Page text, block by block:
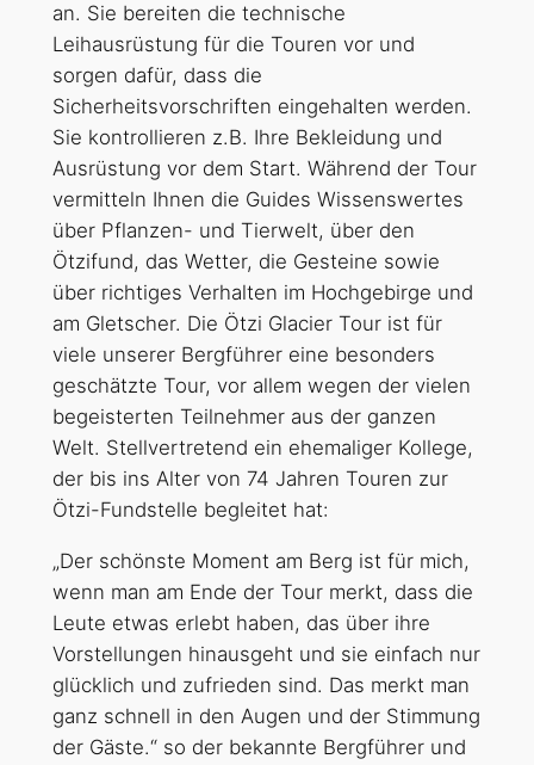
an. Sie bereiten die technische
Leihausrüstung für die Touren vor und
sorgen dafür, dass die
Sicherheitsvorschriften eingehalten werden.
Sie kontrollieren z.B. Ihre Bekleidung und
Ausrüstung vor dem Start. Während der Tour
vermitteln Ihnen die Guides Wissenswertes
über Pflanzen- und Tierwelt, über den
Ötzifund, das Wetter, die Gesteine sowie
über richtiges Verhalten im Hochgebirge und
am Gletscher. Die Ötzi Glacier Tour ist für
viele unserer Bergführer eine besonders
geschätzte Tour, vor allem wegen der vielen
begeisterten Teilnehmer aus der ganzen
Welt. Stellvertretend ein ehemaliger Kollege,
der bis ins Alter von 74 Jahren Touren zur
Ötzi-Fundstelle begleitet hat:
„Der schönste Moment am Berg ist für mich,
wenn man am Ende der Tour merkt, dass die
Leute etwas erlebt haben, das über ihre
Vorstellungen hinausgeht und sie einfach nur
glücklich und zufrieden sind. Das merkt man
ganz schnell in den Augen und der Stimmung
der Gäste.“ so der bekannte Bergführer und